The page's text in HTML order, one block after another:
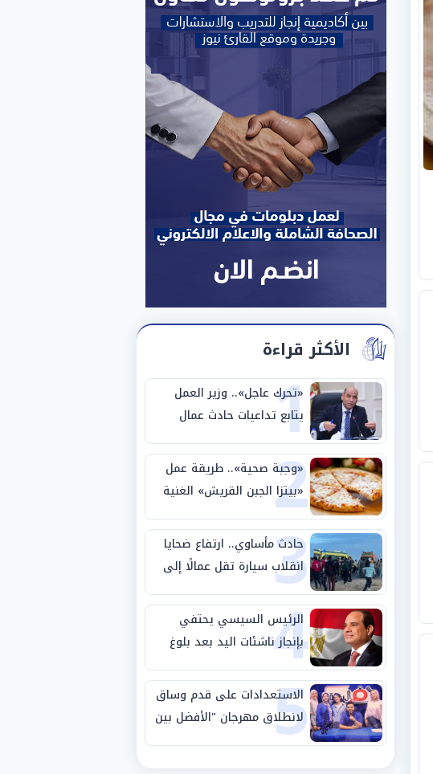
الأكثر قراءة
1
«تحرك عاجل».. وزير العمل
يتابع تداعيات حادث عمال
طريق بني سويف الصحراوي
2
«وجبة صحية».. طريقة عمل
«بيتزا الجبن القريش» الغنية
بالبروتين
3
حادث مأساوي.. ارتفاع ضحايا
انقلاب سيارة تقل عمالًا إلى
14 شخصًا
4
الرئيس السيسي يحتفي
بإنجاز ناشئات اليد بعد بلوغ
نصف نهائي كأس العالم
5
الاستعدادات على قدم وساق
لانطلاق مهرجان "الأفضل بين
الأفضل" في دورته الخامسة